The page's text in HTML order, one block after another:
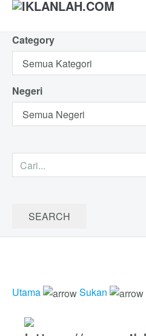
Category
Negeri
Utama Sukan